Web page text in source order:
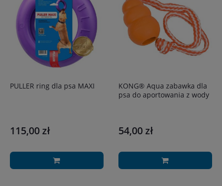
PULLER ring dla psa MAXI
115,00 zł
KONG® Aqua zabawka dla
psa do aportowania z wody
54,00 zł